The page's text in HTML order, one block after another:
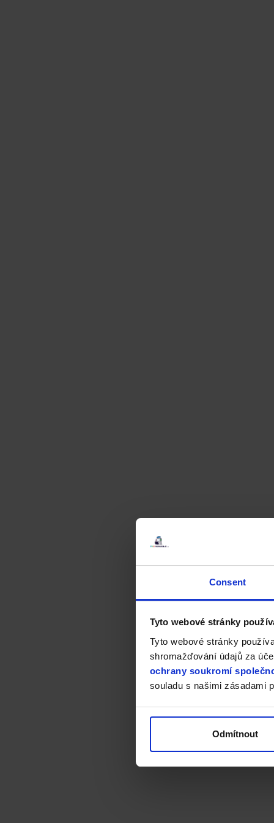
Consent
Tyto webové stránky
Tyto webové stránky
shromažďování údajů za
ochrany soukromí
souladu s našimi zásadami
Odmítnout